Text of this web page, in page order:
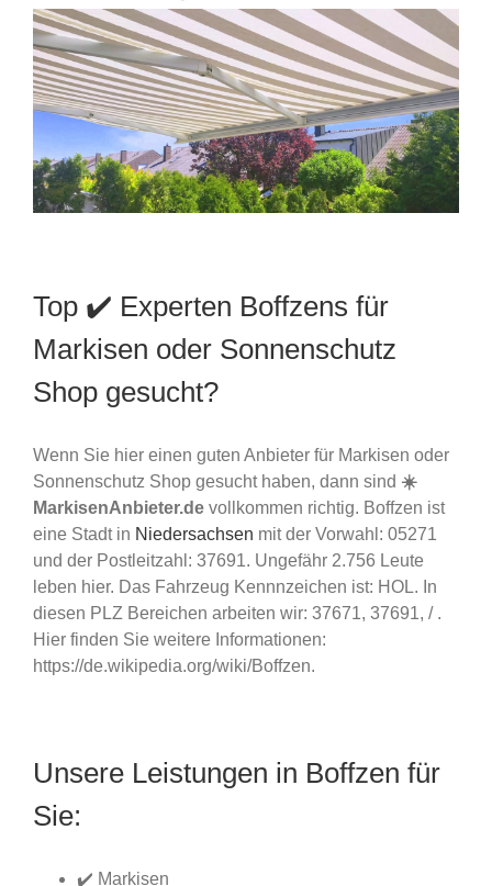
Top ✔️ Experten Boffzens für
Markisen oder Sonnenschutz
Shop gesucht?
Wenn Sie hier einen guten Anbieter für Markisen oder
Sonnenschutz Shop gesucht haben, dann sind ☀️
MarkisenAnbieter.de vollkommen richtig. Boffzen ist
eine Stadt in Niedersachsen mit der Vorwahl: 05271
und der Postleitzahl: 37691. Ungefähr 2.756 Leute
leben hier. Das Fahrzeug Kennnzeichen ist: HOL. In
diesen PLZ Bereichen arbeiten wir: 37671, 37691, / .
Hier finden Sie weitere Informationen:
https://de.wikipedia.org/wiki/Boffzen.
Unsere Leistungen in Boffzen für
Sie:
✔️ Markisen